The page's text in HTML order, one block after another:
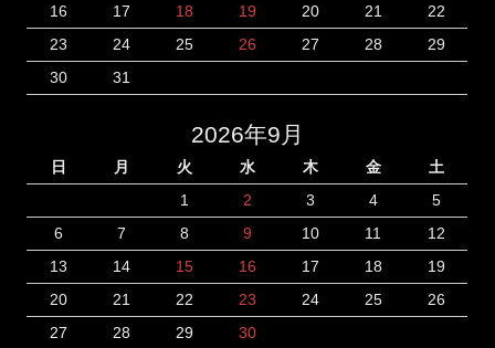
16
17 18 19 20 21
22
23
24 25 26 27 28
29
30
31
2026年9月
日 月 火 水 木 金
土
1
2 3 4
5
6
7 8 9 10 11
12
13
14 15 16 17 18
19
20
21 22 23 24 25
26
27
28 29 30